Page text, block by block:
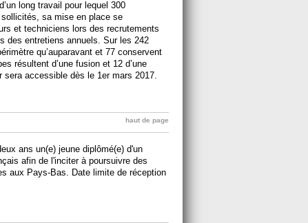
long travail pour lequel 300
sa mise en place se
et techniciens lors des recrutements
des entretiens annuels. Sur les 242
qu’auparavant et 77 conservent
résultent d’une fusion et 12 d’une
accessible dès le 1er mars 2017.
haut de page
ans un(e) jeune diplômé(e) d'un
afin de l'inciter à poursuivre des
aux Pays-Bas. Date limite de réception